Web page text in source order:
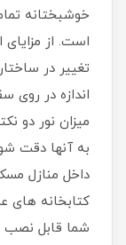
خوشبختانه
است. از
تغییر در
اندازه در
میزان نور دو
به آنها دقت
داخل منازل
کتابخانه های
شما قابل نصب